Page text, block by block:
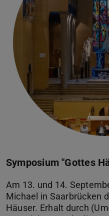
Symposium "Gottes
Am 13. und 14.
Michael in Saarbrücken
Häuser. Erhalt durch